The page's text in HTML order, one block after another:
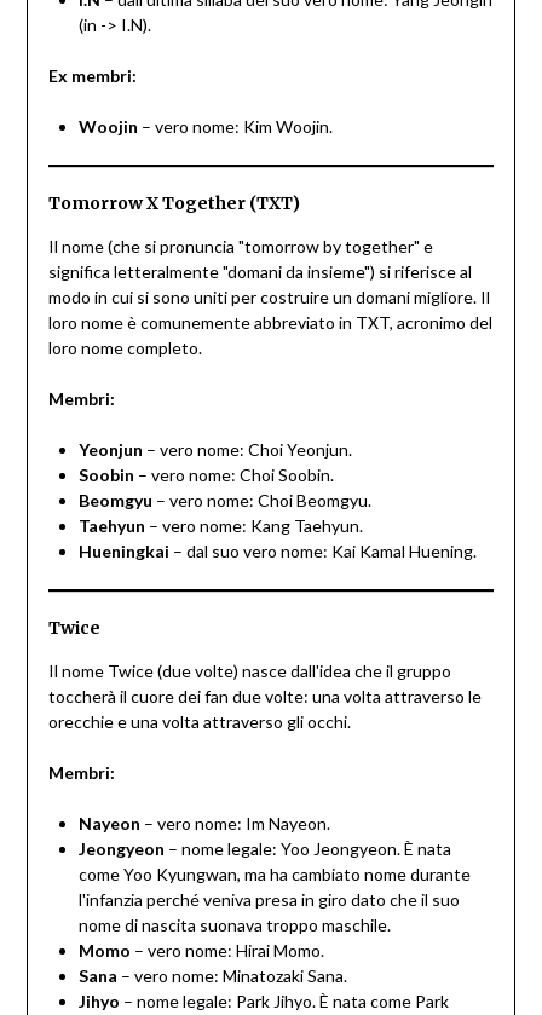
(in -> I.N).
Ex membri:
Woojin – vero nome: Kim Woojin.
Tomorrow X Together (TXT)
Il nome (che si pronuncia "tomorrow by together" e
significa letteralmente "domani da insieme") si riferisce al
modo in cui si sono uniti per costruire un domani migliore. Il
loro nome è comunemente abbreviato in TXT, acronimo del
loro nome completo.
Membri:
Yeonjun – vero nome: Choi Yeonjun.
Soobin – vero nome: Choi Soobin.
Beomgyu – vero nome: Choi Beomgyu.
Taehyun – vero nome: Kang Taehyun.
Hueningkai – dal suo vero nome: Kai Kamal Huening.
Twice
Il nome Twice (due volte) nasce dall'idea che il gruppo
toccherà il cuore dei fan due volte: una volta attraverso le
orecchie e una volta attraverso gli occhi.
Membri:
Nayeon – vero nome: Im Nayeon.
Jeongyeon – nome legale: Yoo Jeongyeon. È nata
come Yoo Kyungwan, ma ha cambiato nome durante
l'infanzia perché veniva presa in giro dato che il suo
nome di nascita suonava troppo maschile.
Momo – vero nome: Hirai Momo.
Sana – vero nome: Minatozaki Sana.
Jihyo – nome legale: Park Jihyo. È nata come Park